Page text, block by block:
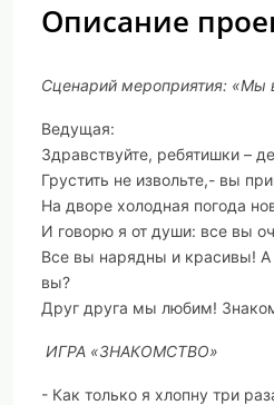
Описание
Сценарий мероприятия: «Мы
Ведущая:
Здравствуйте, ребятишки –
Грустить не извольте,- вы
На дворе холодная погода
И говорю я от души: все вы
Все вы нарядны и красивы!
вы?
Друг друга мы любим!
ИГРА «ЗНАКОМСТВО»
- Как только я хлопну три